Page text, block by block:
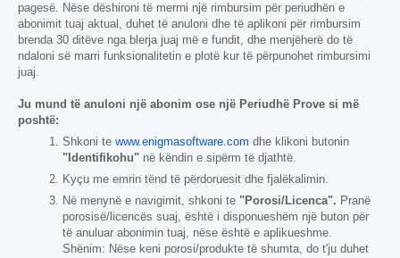
pagesë. Nëse dëshironi të merrni një rimbursim për periudhën e
abonimit tuaj aktual, duhet të anuloni dhe të aplikoni për rimbursim
brenda 30 ditëve nga blerja juaj më e fundit, dhe menjëherë do të
ndaloni së marri funksionalitetin e plotë kur të përpunohet rimbursimi
juaj.
Ju mund të anuloni një abonim ose një Periudhë Prove si më
poshtë:
Shkoni te www.enigmasoftware.com dhe klikoni butonin
"Identifikohu" në këndin e sipërm të djathtë.
Kyçu me emrin tënd të përdoruesit dhe fjalëkalimin.
Në menynë e navigimit, shkoni te "Porosi/Licenca". Pranë
porosisë/licencës suaj, është i disponueshëm një buton për
të anuluar abonimin tuaj, nëse është e aplikueshme.
Shënim: Nëse keni porosi/produkte të shumta, do t'ju duhet